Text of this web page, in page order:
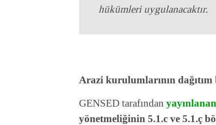
hükümleri uygulanacaktır.
Arazi kurulumlarının
GENSED tarafından
yönetmeliğinin 5.1.c ve 5.1.ç